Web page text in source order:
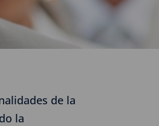
de la
la